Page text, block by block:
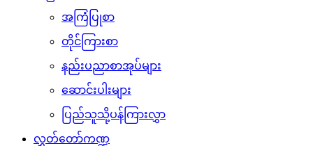
အကြံပြုစာ
တိုင်ကြားစာ
နည်းပညာစာအုပ်များ
ဆောင်းပါးများ
ပြည်သူသို့ပန်ကြားလွှာ
လွှတ်တော်ကဏ္ဍ